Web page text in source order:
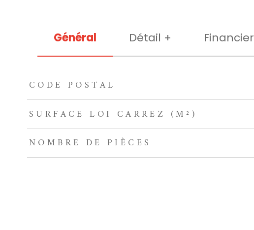
Général Détail + Financier
TRAD_ZEPHYR_Caracteristique
CODE POSTAL
SURFACE LOI CARREZ (M²)
NOMBRE DE PIÈCES